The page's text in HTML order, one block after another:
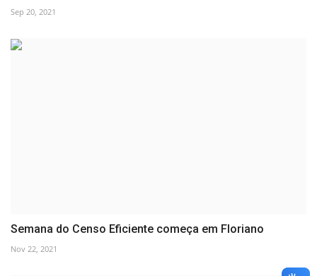
Sep 20, 2021
Semana do Censo Eficiente começa em Floriano
Nov 22, 2021